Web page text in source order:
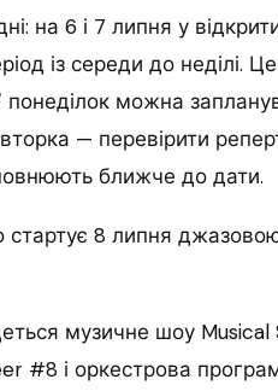
на 6 і 7 липня у
із середи до неділі.
можна
— перевірити
ближче до дати.
8 липня
музичне шоу Musical
#8 і оркестрова